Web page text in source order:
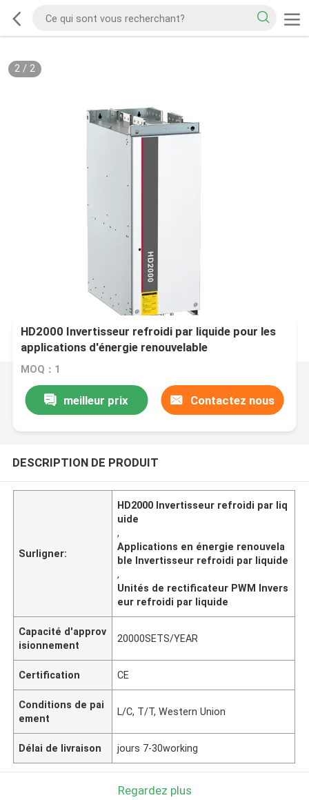
2/ 2
HD2000 Invertisseur refroidi par liquide pour les
applications d'énergie renouvelable
MOQ：1
meilleur prix Contactez nous
DESCRIPTION DE PRODUIT
Surligner:
HD2000 Invertisseur refroidi par liq
uide
,
Applications en énergie renouvela
ble Invertisseur refroidi par liquide
,
Unités de rectificateur PWM Invers
eur refroidi par liquide
Capacité d'approv
isionnement
20000SETS/YEAR
Certification CE
Conditions de pai
ement
L/C, T/T, Western Union
Délai de livraison jours 7-30working
Regardez plus